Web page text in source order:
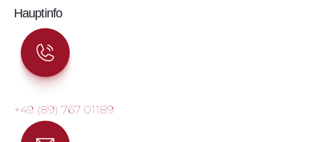
Hauptinfo
+49 (89) 767 01189